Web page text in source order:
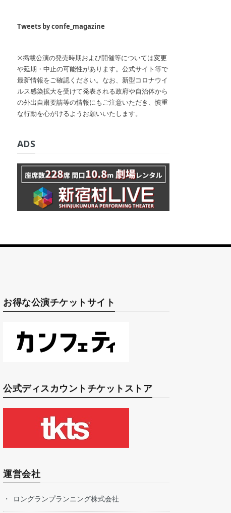
Tweets by confe_magazine
※掲載公演の発売時期および開催等については変更
や延期・中止の可能性があります。公式サイト等で
最新情報をご確認ください。なお、新型コロナウイ
ルス感染拡大を受けて発表される政府や自治体から
の外出自粛要請等の情報にもご注意いただき、慎重
な行動を心がけるようお願いいたします。
ADS
お得な公演チケットサイト
公式ディスカウントチケットストア
運営会社
ロングランプランニング株式会社